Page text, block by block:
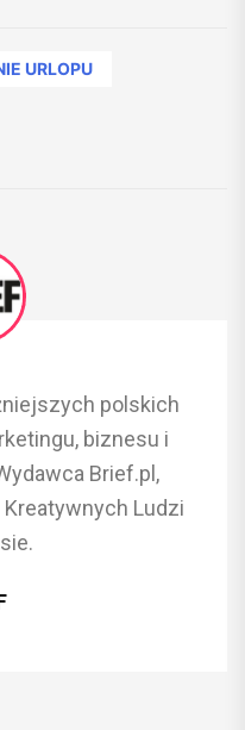
URLOPU
polskich
biznesu i
Brief.pl,
Ludzi